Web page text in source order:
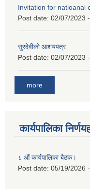
Invitation for natioanal
Post date: 02/07/2023
सुरदेवीको आशयपत्र
Post date: 02/07/2023
more
कार्यपालिका
८ औं कार्यपालिका बैठक।
Post date: 05/19/2026